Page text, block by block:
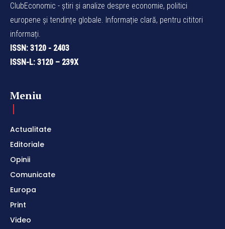
ClubEconomic - știri și analize despre economie, politici
europene și tendințe globale. Informație clară, pentru cititori
informați.
ISSN: 3120 - 2403
ISSN-L: 3120 – 239X
Meniu
Actualitate
Editoriale
Opinii
Comunicate
Europa
Print
Video